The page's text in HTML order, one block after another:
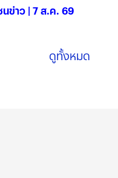
ข่าว | 7 ส.ค. 69
ดูทั้งหมด